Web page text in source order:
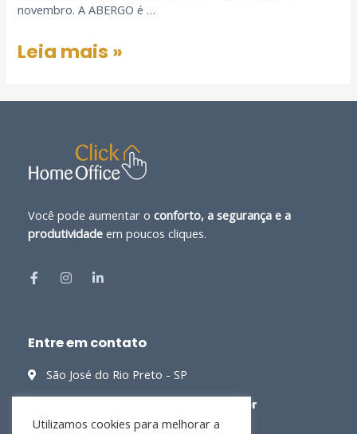
novembro. A ABERGO é …
Leia mais »
Você pode aumentar o conforto, a segurança e a
produtividade em poucos cliques.
Entre em contato
São José do Rio Preto - SP
contato@clickhomeoffice.com.br
Utilizamos cookies para melhorar a